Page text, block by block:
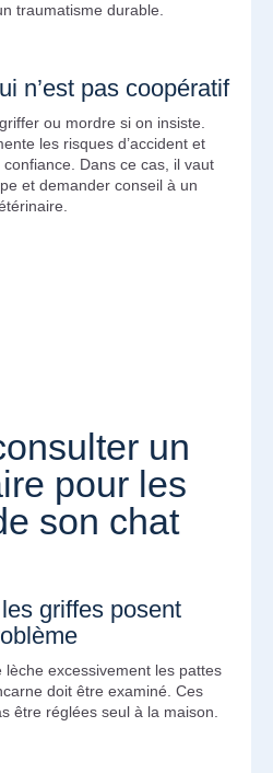
traumatisme durable.
n’est pas coopératif
ou mordre si on insiste.
les risques d’accident et
Dans ce cas, il vaut
et demander conseil à un
un
pour les
son chat
griffes posent
lèche excessivement les pattes
doit être examiné. Ces
être réglées seul à la maison.